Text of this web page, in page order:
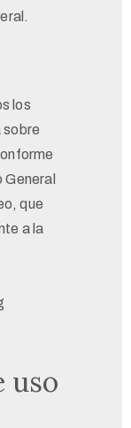
los
sobre
que
a la
uso